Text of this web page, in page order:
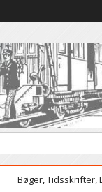
Bøger, Tidsskrifter,